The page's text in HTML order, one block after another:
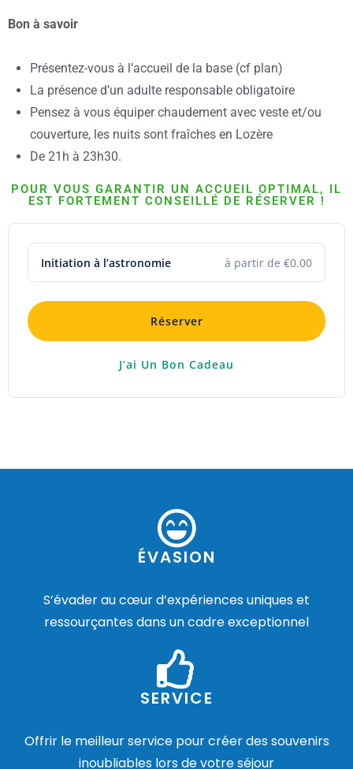
Bon à savoir
Présentez-vous à l’accueil de la base (cf plan)
La présence d’un adulte responsable obligatoire
Pensez à vous équiper chaudement avec veste et/ou
couverture, les nuits sont fraîches en Lozère
De 21h à 23h30.
POUR VOUS GARANTIR UN ACCUEIL OPTIMAL, IL
EST FORTEMENT CONSEILLÉ DE RÉSERVER !
Initiation à l’astronomie à partir de €0.00
Réserver
J’ai Un Bon Cadeau
ÉVASION
S’évader au cœur d’expériences uniques et
ressourçantes dans un cadre exceptionnel
SERVICE
Offrir le meilleur service pour créer des souvenirs
inoubliables lors de votre séjour